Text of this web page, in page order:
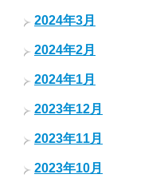
2024年3月
2024年2月
2024年1月
2023年12月
2023年11月
2023年10月